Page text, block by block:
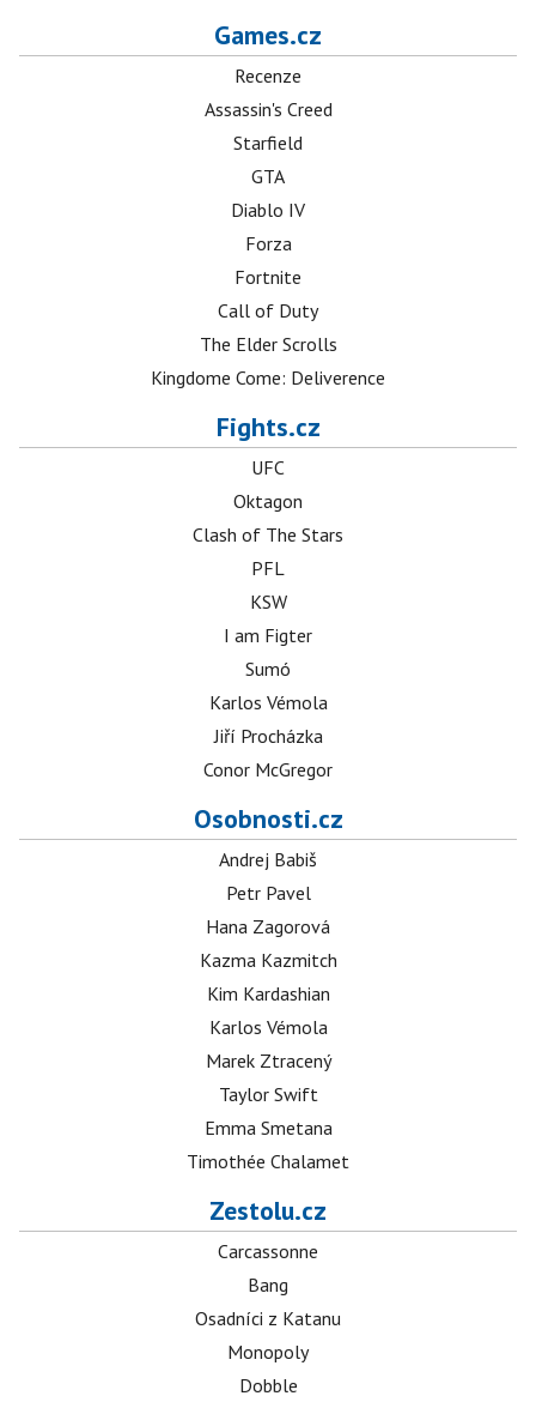
Games.cz
Recenze
Assassin's Creed
Starfield
GTA
Diablo IV
Forza
Fortnite
Call of Duty
The Elder Scrolls
Kingdome Come: Deliverence
Fights.cz
UFC
Oktagon
Clash of The Stars
PFL
KSW
I am Figter
Sumó
Karlos Vémola
Jiří Procházka
Conor McGregor
Osobnosti.cz
Andrej Babiš
Petr Pavel
Hana Zagorová
Kazma Kazmitch
Kim Kardashian
Karlos Vémola
Marek Ztracený
Taylor Swift
Emma Smetana
Timothée Chalamet
Zestolu.cz
Carcassonne
Bang
Osadníci z Katanu
Monopoly
Dobble